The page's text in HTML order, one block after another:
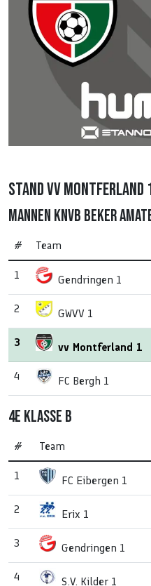
Stand VV Montferland
Mannen KNVB beker
# Team
1 Gendringen 1
2 GWVV 1
3 vv Montferland 1
4 FC Bergh 1
4e klasse B
# Team
1 FC Eibergen 1
2 Erix 1
3 Gendringen 1
4 S.V. Kilder 1